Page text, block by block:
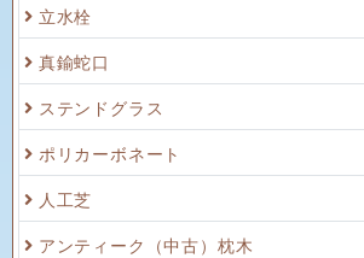
立水栓
真鍮蛇口
ステンドグラス
ポリカーボネート
人工芝
アンティーク（中古）枕木